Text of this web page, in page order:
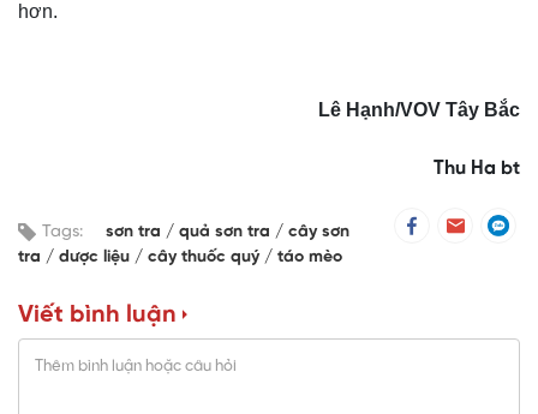
hơn.
Lê Hạnh/VOV Tây Bắc
Thu Ha bt
Tags: sơn tra quả sơn tra
cây sơn
tra
dược liệu cây thuốc quý táo mèo
Viết bình luận